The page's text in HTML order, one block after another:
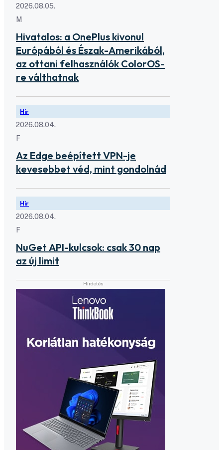
2026.08.05.
M
Hivatalos: a OnePlus kivonul
Európából és Észak-Amerikából,
az ottani felhasználók ColorOS-
re válthatnak
Hír
2026.08.04.
F
Az Edge beépített VPN-je
kevesebbet véd, mint gondolnád
Hír
2026.08.04.
F
NuGet API-kulcsok: csak 30 nap
az új limit